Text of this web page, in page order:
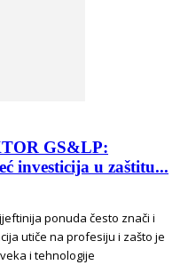
GS&LP:
investicija u zaštitu...
ponuda često znači i
utiče na profesiju i zašto je
i tehnologije